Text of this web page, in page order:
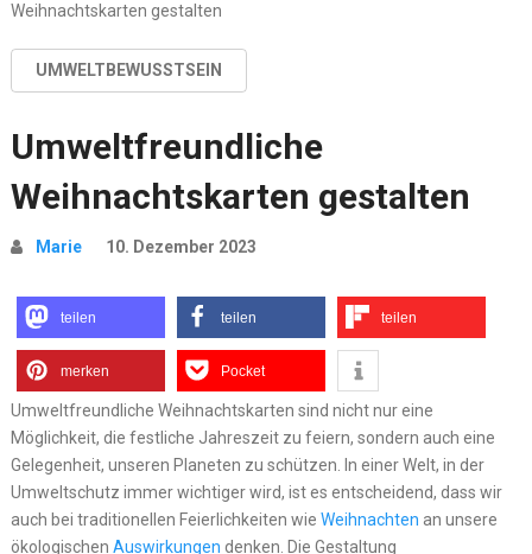
Weihnachtskarten gestalten
UMWELTBEWUSSTSEIN
Umweltfreundliche
Weihnachtskarten gestalten
Marie 10. Dezember 2023
teilen teilen teilen
merken Pocket
Umweltfreundliche Weihnachtskarten sind nicht nur eine
Möglichkeit, die festliche Jahreszeit zu feiern, sondern auch eine
Gelegenheit, unseren Planeten zu schützen. In einer Welt, in der
Umweltschutz immer wichtiger wird, ist es entscheidend, dass wir
auch bei traditionellen Feierlichkeiten wie Weihnachten an unsere
ökologischen Auswirkungen denken. Die Gestaltung